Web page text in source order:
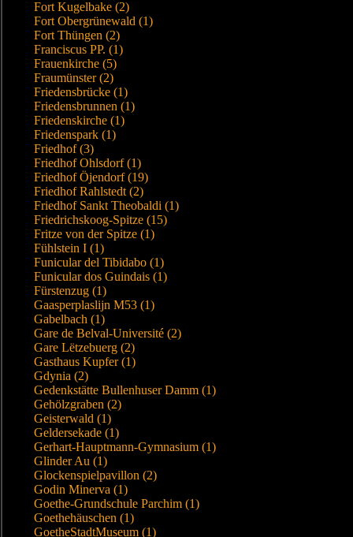
Fort Kugelbake (2)
Fort Obergrünewald (1)
Fort Thüngen (2)
Franciscus PP. (1)
Frauenkirche (5)
Fraumünster (2)
Friedensbrücke (1)
Friedensbrunnen (1)
Friedenskirche (1)
Friedenspark (1)
Friedhof (3)
Friedhof Ohlsdorf (1)
Friedhof Öjendorf (19)
Friedhof Rahlstedt (2)
Friedhof Sankt Theobaldi (1)
Friedrichskoog-Spitze (15)
Fritze von der Spitze (1)
Fühlstein I (1)
Funicular del Tibidabo (1)
Funicular dos Guindais (1)
Fürstenzug (1)
Gaasperplaslijn M53 (1)
Gabelbach (1)
Gare de Belval-Université (2)
Gare Lëtzebuerg (2)
Gasthaus Kupfer (1)
Gdynia (2)
Gedenkstätte Bullenhuser Damm (1)
Gehölzgraben (2)
Geisterwald (1)
Geldersekade (1)
Gerhart-Hauptmann-Gymnasium (1)
Glinder Au (1)
Glockenspielpavillon (2)
Godin Minerva (1)
Goethe-Grundschule Parchim (1)
Goethehäuschen (1)
GoetheStadtMuseum (1)